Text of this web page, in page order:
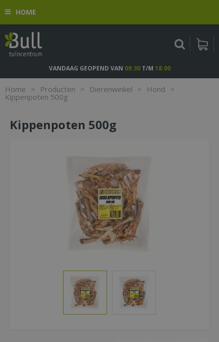
n
o
HOME
Home > Producten > Dierenwinkel > Hond >
Kippenpoten 500g
VANDAAG GEOPEND VAN 09:30T/M 18:00
Kippenpoten 500g